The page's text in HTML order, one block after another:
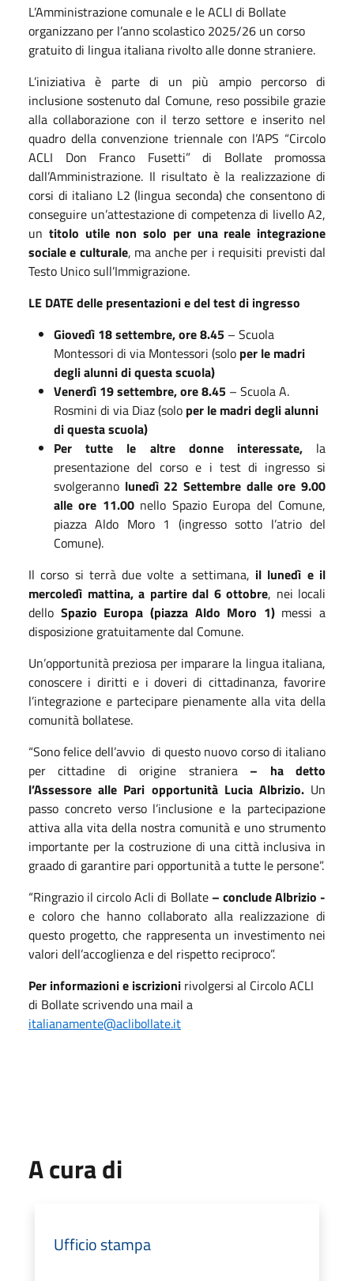
L’Amministrazione comunale e le ACLI di Bollate
organizzano per l’anno scolastico 2025/26 un corso
gratuito di lingua italiana rivolto alle donne straniere.
L’iniziativa è parte di un più ampio percorso di
inclusione sostenuto dal Comune, reso possibile grazie
alla collaborazione con il terzo settore e inserito nel
quadro della convenzione triennale con l’APS “Circolo
ACLI Don Franco Fusetti” di Bollate promossa
dall’Amministrazione. Il risultato è la realizzazione di
corsi di italiano L2 (lingua seconda) che consentono di
conseguire un’attestazione di competenza di livello A2,
un titolo utile non solo per una reale integrazione
sociale e culturale, ma anche per i requisiti previsti dal
Testo Unico sull’Immigrazione.
LE DATE delle presentazioni e del test di ingresso
Giovedì 18 settembre, ore 8.45 – Scuola
Montessori di via Montessori (solo per le madri
degli alunni di questa scuola)
Venerdì 19 settembre, ore 8.45 – Scuola A.
Rosmini di via Diaz (solo per le madri degli alunni
di questa scuola)
Per tutte le altre donne interessate,la
presentazione del corso e i test di ingresso si
svolgeranno lunedì 22 Settembre dalle ore 9.00
alle ore 11.00nello Spazio Europa del Comune,
piazza Aldo Moro 1 (ingresso sotto l’atrio del
Comune).
Il corso si terrà due volte a settimana, il lunedì e il
mercoledì mattina, a partire dal 6 ottobre, nei locali
dello Spazio Europa (piazza Aldo Moro 1)messi a
disposizione gratuitamente dal Comune.
Un’opportunità preziosa per imparare la lingua italiana,
conoscere i diritti e i doveri di cittadinanza, favorire
l’integrazione e partecipare pienamente alla vita della
comunità bollatese.
“Sono felice dell’avvio di questo nuovo corso di italiano
per cittadine di origine straniera – ha detto
l’Assessore alle Pari opportunità Lucia Albrizio. Un
passo concreto verso l’inclusione e la partecipazione
attiva alla vita della nostra comunità e uno strumento
importante per la costruzione di una città inclusiva in
graado di garantire pari opportunità a tutte le persone”.
“Ringrazio il circolo Acli di Bollate– conclude Albrizio -
e coloro che hanno collaborato alla realizzazione di
questo progetto, che rappresenta un investimento nei
valori dell’accoglienza e del rispetto reciproco”.
Per informazioni e iscrizioni rivolgersi al Circolo ACLI
di Bollate scrivendo una mail a
italianamente@aclibollate.it
A cura di
Ufficio stampa